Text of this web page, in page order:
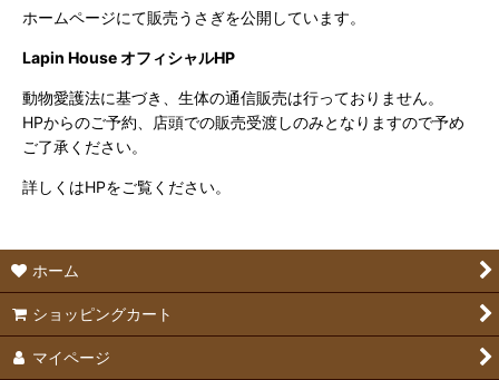
ホームページにて販売うさぎを公開しています。
Lapin House オフィシャルHP
動物愛護法に基づき、生体の通信販売は行っておりません。
HPからのご予約、店頭での販売受渡しのみとなりますので予め
ご了承ください。
詳しくはHPをご覧ください。
ホーム
ショッピングカート
マイページ